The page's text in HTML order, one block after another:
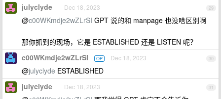
29
julyclyde Dec 18, 2023
@c00WKmdje2wZLrSI GPT 说的和 manpage 也没啥区别啊
那你抓到的现场，它是 ESTABLISHED 还是 LISTEN 呢？
30
c00WKmdje2wZLrSI OP Dec 18, 2023
@julyclyde ESTABLISHED
31
julyclyde Dec 18, 2023